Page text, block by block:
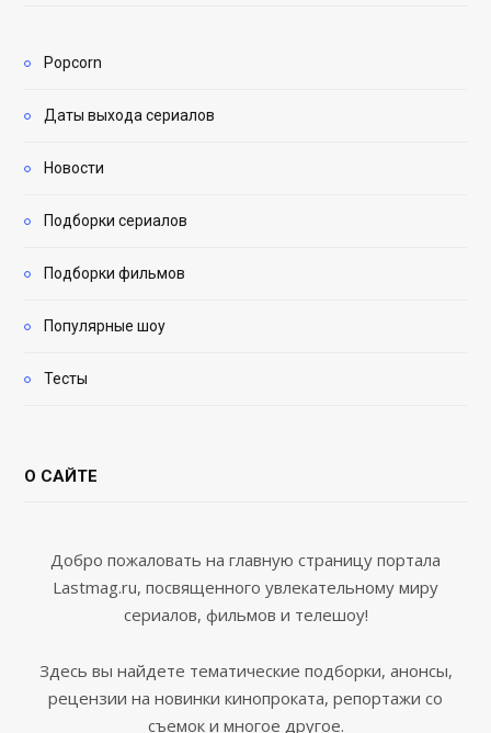
Popcorn
Даты выхода сериалов
Новости
Подборки сериалов
Подборки фильмов
Популярные шоу
Тесты
О САЙТЕ
Добро пожаловать на главную страницу портала
Lastmag.ru, посвященного увлекательному миру
сериалов, фильмов и телешоу!
Здесь вы найдете тематические подборки, анонсы,
рецензии на новинки кинопроката, репортажи со
съемок и многое другое.